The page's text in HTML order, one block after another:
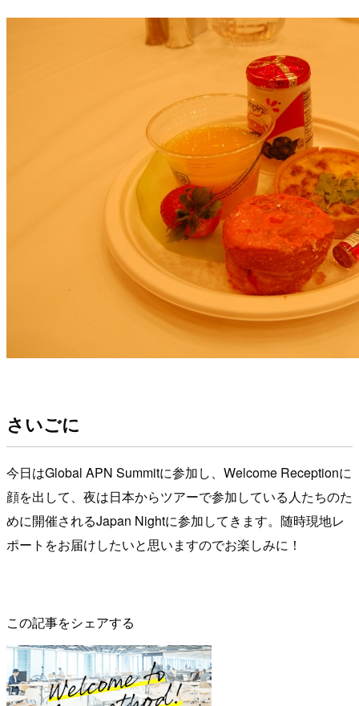
さいごに
今日はGlobal APN Summitに参加し、Welcome Receptionに
顔を出して、夜は日本からツアーで参加している人たちのた
めに開催されるJapan Nightに参加してきます。随時現地レ
ポートをお届けしたいと思いますのでお楽しみに！
この記事をシェアする